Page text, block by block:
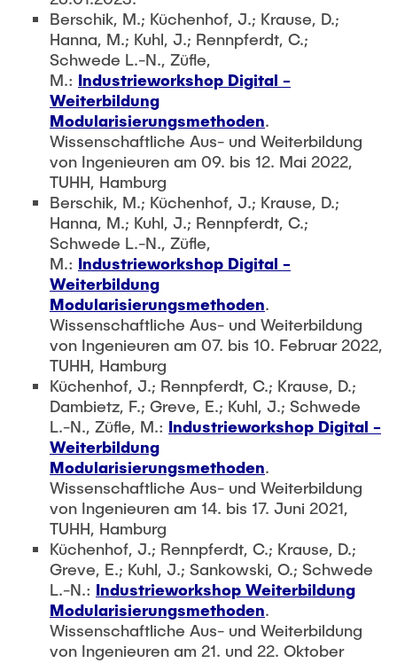
Berschik, M.; Küchenhof, J.; Krause, D.;
Hanna, M.; Kuhl, J.; Rennpferdt, C.;
Schwede L.-N., Züfle,
M.: Industrieworkshop Digital -
Weiterbildung
Modularisierungsmethoden.
Wissenschaftliche Aus- und Weiterbildung
von Ingenieuren am 09. bis 12. Mai 2022,
TUHH, Hamburg
Berschik, M.; Küchenhof, J.; Krause, D.;
Hanna, M.; Kuhl, J.; Rennpferdt, C.;
Schwede L.-N., Züfle,
M.: Industrieworkshop Digital -
Weiterbildung
Modularisierungsmethoden.
Wissenschaftliche Aus- und Weiterbildung
von Ingenieuren am 07. bis 10. Februar 2022,
TUHH, Hamburg
Küchenhof, J.; Rennpferdt, C.; Krause, D.;
Dambietz, F.; Greve, E.; Kuhl, J.; Schwede
L.-N., Züfle, M.: Industrieworkshop Digital -
Weiterbildung
Modularisierungsmethoden.
Wissenschaftliche Aus- und Weiterbildung
von Ingenieuren am 14. bis 17. Juni 2021,
TUHH, Hamburg
Küchenhof, J.; Rennpferdt, C.; Krause, D.;
Greve, E.; Kuhl, J.; Sankowski, O.; Schwede
L.-N.: Industrieworkshop Weiterbildung
Modularisierungsmethoden.
Wissenschaftliche Aus- und Weiterbildung
von Ingenieuren am 21. und 22. Oktober